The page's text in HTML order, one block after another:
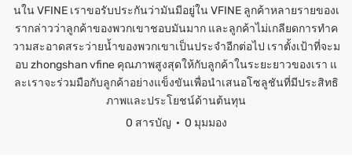
นใน VFINE เราขอรับประกันว่ามันมีอยู่ใน VFINE ลูกค้าหลายรายของเ
รากล่าวว่าลูกค้าของพวกเขาชอบมันมาก และลูกค้าไม่เกลียดการทำค
วามสะอาดสระว่ายน้ำของพวกเขาเป็นประจำอีกต่อไป เราตั้งเป้าที่จะม
อบ zhongshan vfine คุณภาพสูงสุดให้กับลูกค้าในระยะยาวของเรา แ
ละเราจะร่วมมือกับลูกค้าอย่างแข็งขันเพื่อนำเสนอโซลูชันที่มีประสิทธิ
ภาพและประโยชน์ด้านต้นทุน
0 สารบัญ
0 มุมมอง